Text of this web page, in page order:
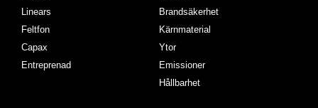
Linears
Feltfon
Capax
Entreprenad
Brandsäkerhet
Kärnmaterial
Ytor
Emissioner
Hållbarhet